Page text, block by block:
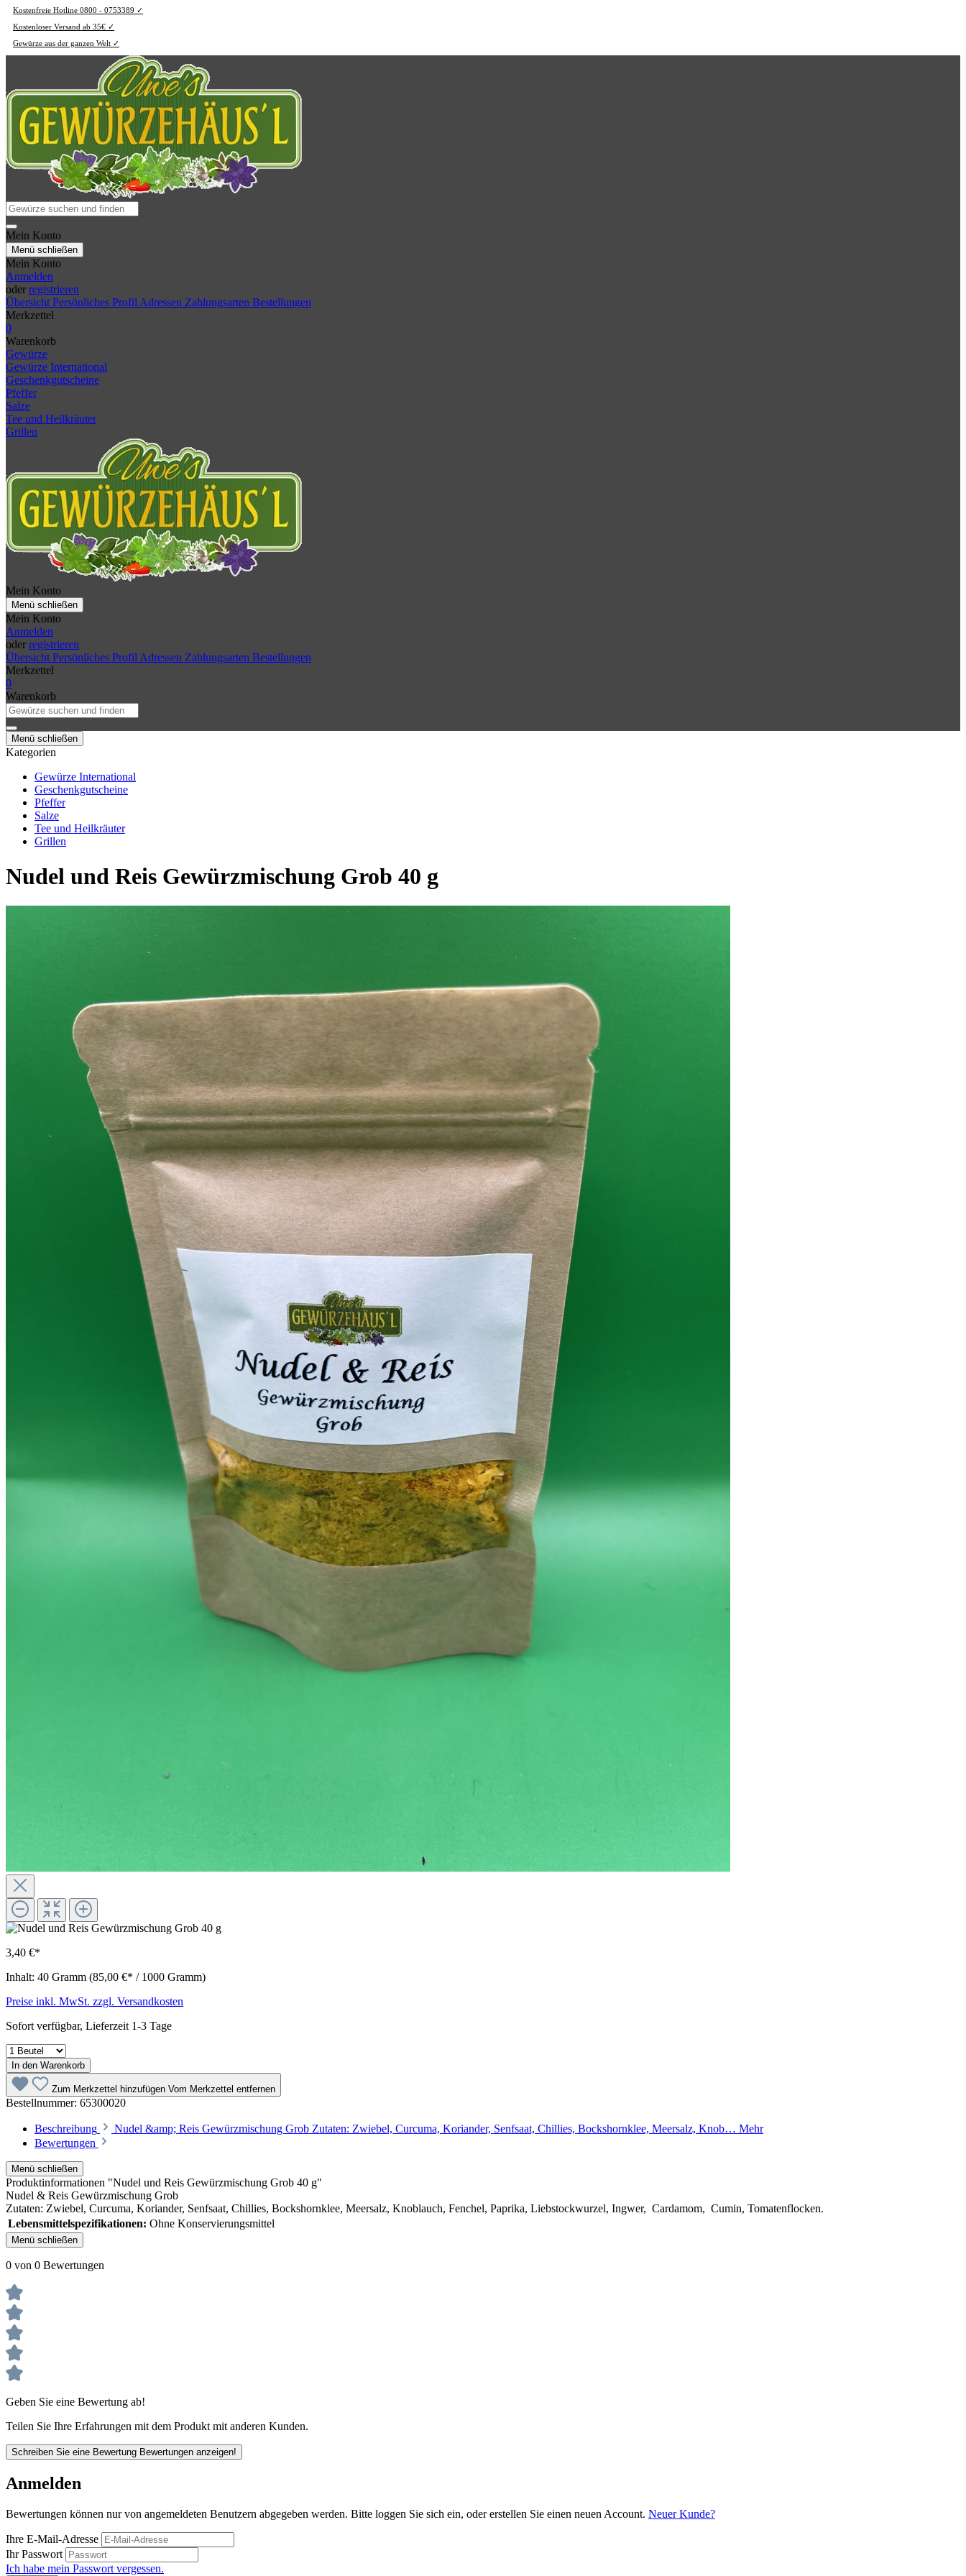
Kostenfreie Hotline 0800 - 0753389 ✓
Kostenloser Versand ab 35€ ✓
Gewürze aus der ganzen Welt ✓
Mein Konto
Menü schließen
Mein Konto
Anmelden
oder registrieren
Übersicht Persönliches Profil Adressen Zahlungsarten Bestellungen
Merkzettel
0
Warenkorb
Gewürze
Gewürze International
Geschenkgutscheine
Pfeffer
Salze
Tee und Heilkräuter
Grillen
Mein Konto
Menü schließen
Mein Konto
Anmelden
oder registrieren
Übersicht Persönliches Profil Adressen Zahlungsarten Bestellungen
Merkzettel
0
Warenkorb
Menü schließen
Kategorien
Gewürze International
Geschenkgutscheine
Pfeffer
Salze
Tee und Heilkräuter
Grillen
Nudel und Reis Gewürzmischung Grob 40 g
3,40 €*
Inhalt: 40 Gramm (85,00 €* / 1000 Gramm)
Preise inkl. MwSt. zzgl. Versandkosten
Sofort verfügbar, Lieferzeit 1-3 Tage
In den Warenkorb
Zum Merkzettel hinzufügen Vom Merkzettel entfernen
Bestellnummer: 65300020
Beschreibung Nudel &amp; Reis Gewürzmischung Grob Zutaten: Zwiebel, Curcuma, Koriander, Senfsaat, Chillies, Bockshornklee, Meersalz, Knob… Mehr
Bewertungen
Menü schließen
Produktinformationen "Nudel und Reis Gewürzmischung Grob 40 g"
Nudel & Reis Gewürzmischung Grob
Zutaten: Zwiebel, Curcuma, Koriander, Senfsaat, Chillies, Bockshornklee, Meersalz, Knoblauch, Fenchel, Paprika, Liebstockwurzel, Ingwer, Cardamom, Cumin, Tomatenflocken.
Lebensmittelspezifikationen: Ohne Konservierungsmittel
Menü schließen
0 von 0 Bewertungen
Geben Sie eine Bewertung ab!
Teilen Sie Ihre Erfahrungen mit dem Produkt mit anderen Kunden.
Schreiben Sie eine Bewertung Bewertungen anzeigen!
Anmelden
Bewertungen können nur von angemeldeten Benutzern abgegeben werden. Bitte loggen Sie sich ein, oder erstellen Sie einen neuen Account. Neuer Kunde?
Ihre E-Mail-Adresse
Ihr Passwort
Ich habe mein Passwort vergessen.